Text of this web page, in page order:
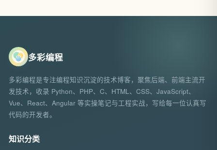
多彩编程
多彩编程是专注编程知识沉淀的技术博客，聚焦后端、前端主流开
发技术，收录 Python、PHP、C、HTML、CSS、JavaScript、
Vue、React、Angular 等实操笔记与工程实战，写给每一位认真写
代码的开发者。
知识分类